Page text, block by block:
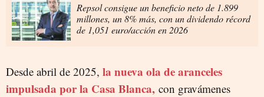
Repsol consigue un beneficio neto de 1.899
millones, un 8% más, con un dividendo récord
de 1,051 euro/acción en 2026
Desde abril de 2025, la nueva ola de aranceles
impulsada por la Casa Blanca, con gravámenes